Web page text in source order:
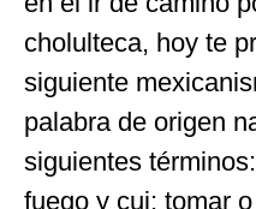
cholulteca, hoy te
siguiente
palabra de origen
siguientes
fuego y cui: tomar